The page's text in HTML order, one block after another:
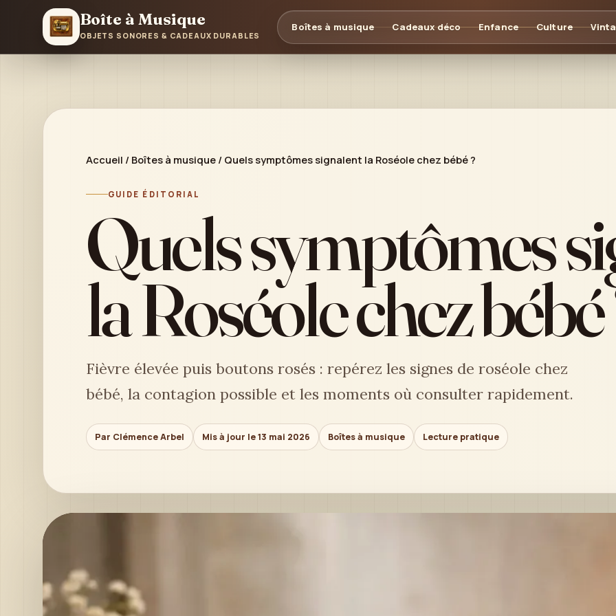
Boîte à Musique
OBJETS SONORES & CADEAUX DURABLES
Boîtes à musique Cadeaux déco Enfance Culture
Accueil / Boîtes à musique / Quels symptômes signalent la Roséole chez bébé ?
GUIDE ÉDITORIAL
Quels symptômes
la Roséole chez
Fièvre élevée puis boutons rosés : repérez les signes de roséole chez
bébé, la contagion possible et les moments où consulter rapidement.
Par Clémence Arbel Mis à jour le 13 mai 2026 Boîtes à musique Lecture pratique